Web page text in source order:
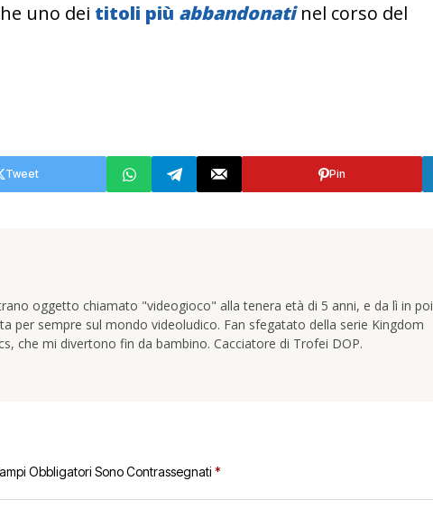
uno dei titoli più abbandonatinel corso del
Tweet Pin
oggetto chiamato "videogioco" alla tenera età di 5 anni, e da lì in poi
per sempre sul mondo videoludico. Fan sfegatato della serie Kingdom
che mi divertono fin da bambino. Cacciatore di Trofei DOP.
Obbligatori Sono Contrassegnati *